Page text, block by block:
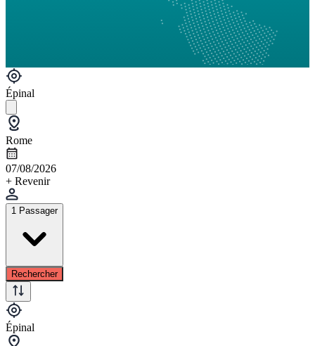
Épinal
Rome
07/08/2026
+ Revenir
1 Passager
Rechercher
Épinal